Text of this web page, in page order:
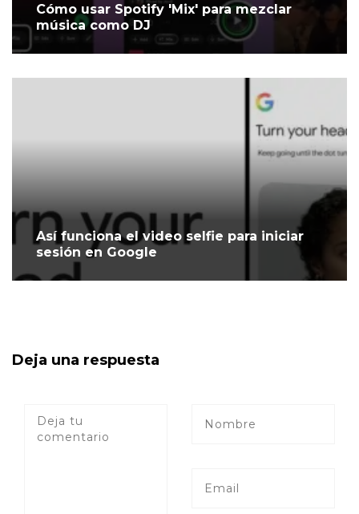
Cómo usar Spotify 'Mix' para mezclar
música como DJ
Así funciona el video selfie para iniciar
sesión en Google
Deja una respuesta